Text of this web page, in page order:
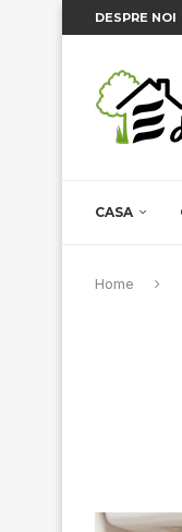
DESPRE NOI
CASA
Home